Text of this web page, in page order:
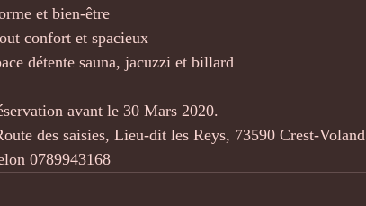
et bien-être
confort et spacieux
détente sauna, jacuzzi et billard
avant le 30 Mars 2020.
des saisies, Lieu-dit les Reys, 73590 Crest-Voland
0789943168